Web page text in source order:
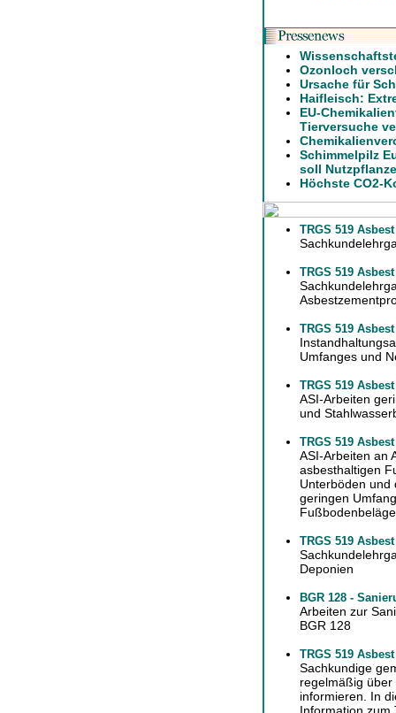
Ozonloch
Ursache für
Haifleisch:
EU-
Tierversuche
Schimmelpilz
soll
Höchste CO2-
TRGS 519
TRGS 519
TRGS 519
Umfanges und
TRGS 519
ASI-Arbeiten
und
TRGS 519
ASI-Arbeiten an
asbesthaltigen
Unterböden und
geringen
TRGS 519
Deponien
BGR 128 -
Arbeiten zur
BGR 128
TRGS 519
Sachkundige
regelmäßig
informieren. In